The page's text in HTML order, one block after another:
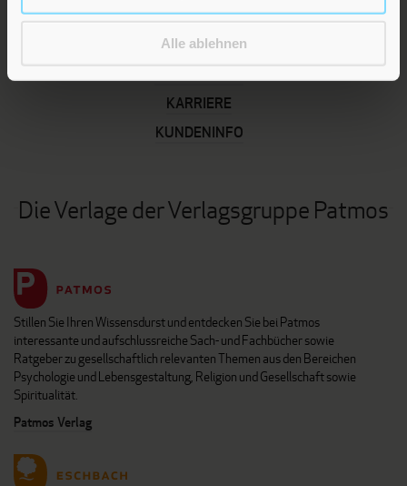
Alle ablehnen
LEBE GUT MAGAZIN
KARRIERE
KUNDENINFO
Die Verlage der Verlagsgruppe Patmos
Stillen Sie Ihren Wissensdurst und entdecken Sie bei Patmos
interessante und aufschlussreiche Sach- und Fachbücher sowie
Ratgeber zu gesellschaftlich relevanten Themen aus den Bereichen
Psychologie und Lebensgestaltung, Religion und Gesellschaft sowie
Spiritualität.
Patmos Verlag